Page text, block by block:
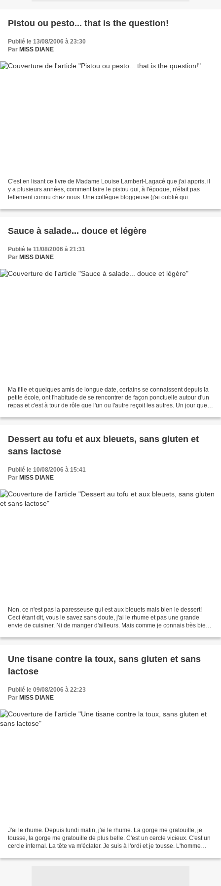
Pistou ou pesto... that is the question!
Publié le 13/08/2006 à 23:30
Par MISS DIANE
C'est en lisant ce livre de Madame Louise Lambert-Lagacé que j'ai appris, il
y a plusieurs années, comment faire le pistou qui, à l'époque, n'était pas
tellement connu chez nous. Une collègue bloggeuse (j'ai oublié qui
Sauce à salade... douce et légère
Publié le 11/08/2006 à 21:31
Par MISS DIANE
Ma fille et quelques amis de longue date, certains se connaissent depuis la
petite école, ont l'habitude de se rencontrer de façon ponctuelle autour d'un
repas et c'est à tour de rôle que l'un ou l'autre reçoit les autres. Un jour que
Dessert au tofu et aux bleuets, sans gluten et
sans lactose
Publié le 10/08/2006 à 15:41
Par MISS DIANE
Non, ce n'est pas la paresseuse qui est aux bleuets mais bien le dessert!
Ceci étant dit, vous le savez sans doute, j'ai le rhume et pas une grande
envie de cuisiner. Ni de manger d'ailleurs. Mais comme je connais très bien
Une tisane contre la toux, sans gluten et sans
lactose
Publié le 09/08/2006 à 22:23
Par MISS DIANE
J'ai le rhume. Depuis lundi matin, j'ai le rhume. La gorge me gratouille, je
tousse, la gorge me gratouille de plus belle. C'est un cercle vicieux. C'est un
cercle infernal. La tête va m'éclater. Je suis à l'ordi et je tousse. L'homme